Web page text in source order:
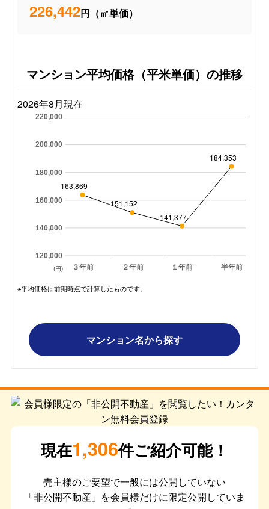
226,442円（㎡単価）
マンション平均価格（平米単価）の推移
2026年8月現在
３年前 ２年前 １年前 半年前
120,000
140,000
160,000
180,000
200,000
220,000
163,869
151,152
141,377
184,353
(円)
※平均価格は前期時点で計算したものです。
マンション名から探す
現在1,306件ご紹介可能！
売主様のご要望で一般には公開していない
「非公開不動産」を会員様だけに限定公開していま